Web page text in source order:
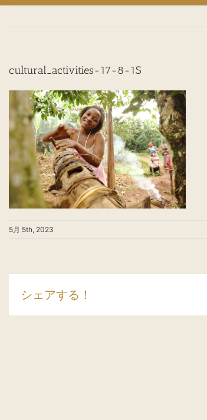
cultural_activities-17-8-1S
5月 5th, 2023
シェアする！